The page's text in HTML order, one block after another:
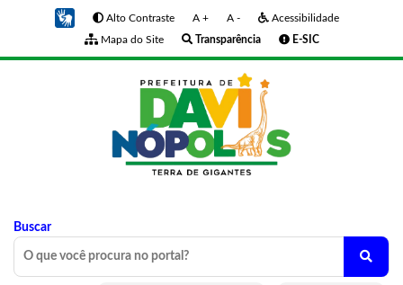
Alto Contraste A + A -
Acessibilidade
Mapa do Site
Transparência E-SIC
Buscar